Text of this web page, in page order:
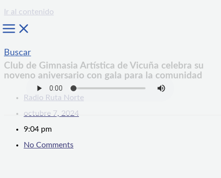
Ir al contenido
Buscar
Club de Gimnasia Artística de Vicuña celebra su
noveno aniversario con gala para la comunidad
Radio Ruta Norte
octubre 7, 2024
9:04 pm
No Comments